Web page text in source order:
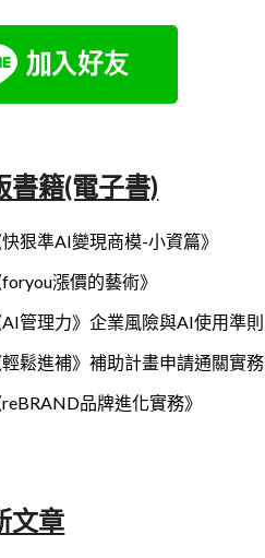
書籍(電子書)
快狠準AI變現商模-小資篇》
foryou漲價的藝術》
AI管理力》企業風險與AI使用準則
輕鬆進補》補助計畫申請通關實務
reBRAND品牌進化實務》
文章